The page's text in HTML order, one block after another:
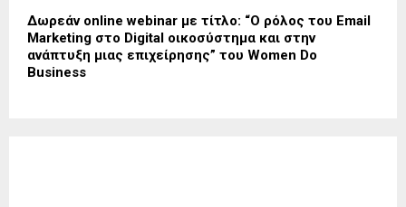
Δωρεάν online webinar με τίτλο: “Ο ρόλος του Email
Marketing στο Digital οικοσύστημα και στην
ανάπτυξη μιας επιχείρησης” του Women Do
Business